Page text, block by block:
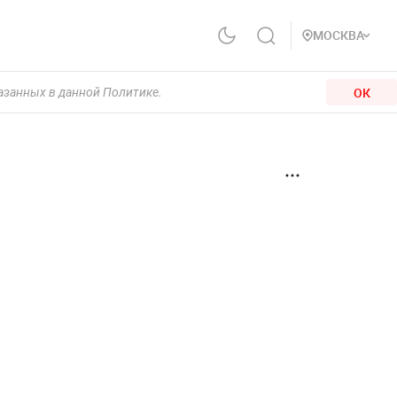
МОСКВА
в данной Политике. ОК